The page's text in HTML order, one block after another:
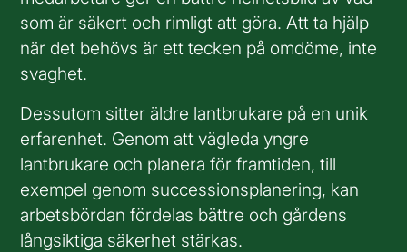
som är säkert och rimligt att göra. Att ta hjälp
när det behövs är ett tecken på omdöme, inte
svaghet.
Dessutom sitter äldre lantbrukare på en unik
erfarenhet. Genom att vägleda yngre
lantbrukare och planera för framtiden, till
exempel genom successionsplanering, kan
arbetsbördan fördelas bättre och gårdens
långsiktiga säkerhet stärkas.